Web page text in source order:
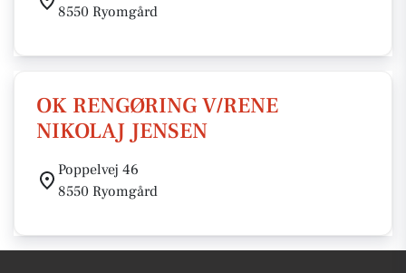
8550 Ryomgård
OK RENGØRING V/RENE
NIKOLAJ JENSEN
Poppelvej 46
8550 Ryomgård